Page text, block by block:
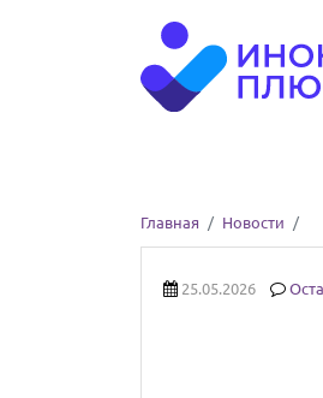
Главная Новости
25.05.2026